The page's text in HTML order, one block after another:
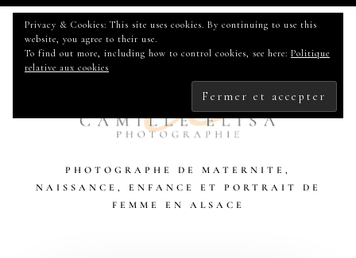
PHOTOGRAPHE DE MATERNITE,
NAISSANCE, ENFANCE ET PORTRAIT DE
FEMME EN ALSACE
Privacy & Cookies: This site uses cookies. By continuing to use this
website, you agree to their use.
To find out more, including how to control cookies, see here: Politique
relative aux cookies